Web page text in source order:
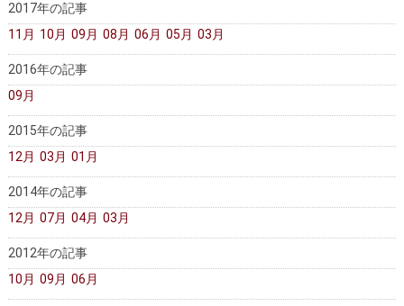
2017年の記事
11月 10月 09月 08月 06月 05月 03月
2016年の記事
09月
2015年の記事
12月 03月 01月
2014年の記事
12月 07月 04月 03月
2012年の記事
10月 09月 06月